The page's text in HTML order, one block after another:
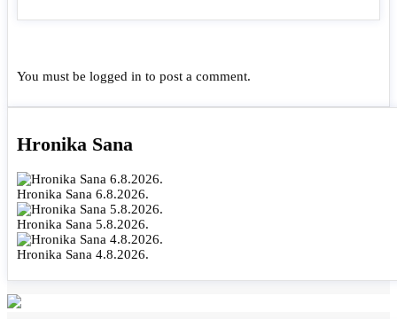
You must be logged in to post a comment.
Hronika Sana
Hronika Sana 6.8.2026.
Hronika Sana 5.8.2026.
Hronika Sana 4.8.2026.